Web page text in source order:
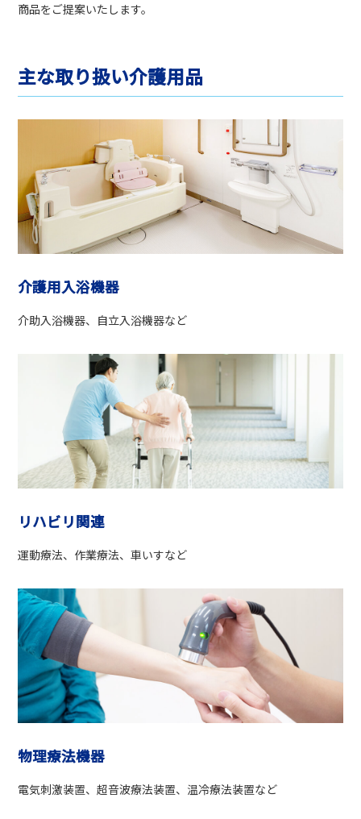
商品をご提案いたします。
主な取り扱い介護用品
介護用入浴機器
介助入浴機器、自立入浴機器など
リハビリ関連
運動療法、作業療法、車いすなど
物理療法機器
電気刺激装置、超音波療法装置、温冷療法装置など